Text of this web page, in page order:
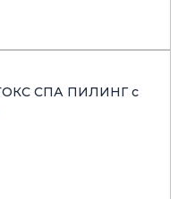
СПА ПИЛИНГ с